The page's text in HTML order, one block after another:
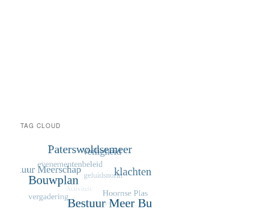
TAG CLOUD